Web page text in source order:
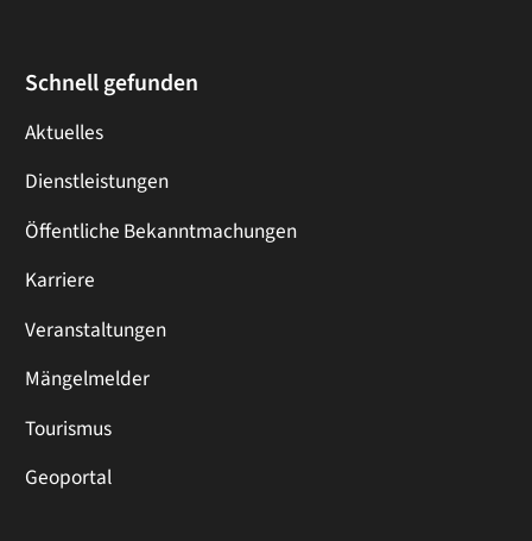
Schnell gefunden
Aktuelles
Dienstleistungen
Öffentliche Bekanntmachungen
Karriere
Veranstaltungen
Mängelmelder
Tourismus
Geoportal